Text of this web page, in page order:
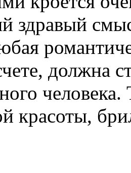
здравый
должна
красоты,